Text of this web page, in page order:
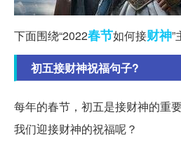
下面围绕“2022春节如何接财神”
初五接财神祝福句子?
每年的春节，初五是接财神的重
我们迎接财神的祝福呢？